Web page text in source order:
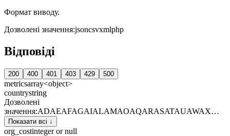
Формат виводу.
Дозволені значення:jsoncsvxmlphp
Відповіді
200 400 401 403 429 500
metricsarray<object>
countrystring
Дозволені
значення:ADAEAFAGAIALAMAOAQARASATAUAWAX…
Показати всі ↓
org_costinteger or null